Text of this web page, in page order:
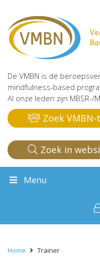
De VMBN is dé
mindfulness-based
Al onze leden zijn MBSR-/
Zoek
Zoek in
Menu
Home Trainer